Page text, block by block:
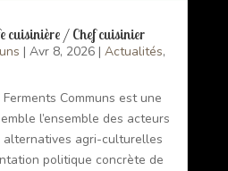
cuisinière / Chef cuisinier
| Avr 8, 2026| Actualités,
Communs est une
l’ensemble des acteurs
alternatives agri-culturelles
politique concrète de